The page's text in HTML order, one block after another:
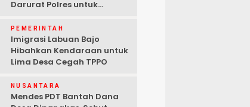
Darurat Polres untuk
PEMERINTAH
Imigrasi Labuan Bajo
Hibahkan Kendaraan untuk
Lima Desa Cegah TPPO
NUSANTARA
Mendes PDT Bantah Dana